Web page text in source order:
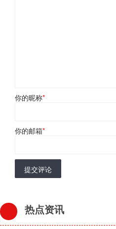
你的昵称*
你的邮箱*
提交评论
热点资讯